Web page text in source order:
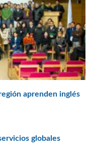
aprenden inglés
globales